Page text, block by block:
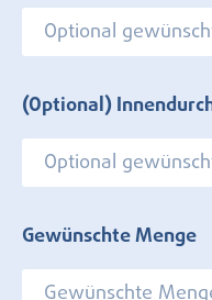
(Optional)
Gewünschte Menge